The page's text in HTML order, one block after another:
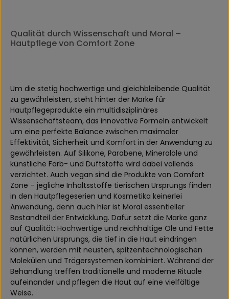
Qualität durch Wissenschaft und Moral –
Hautpflege von Comfort Zone
Um die stetig hochwertige und gleichbleibende Qualität
zu gewährleisten, steht hinter der Marke für
Hautpflegeprodukte ein multidisziplinäres
Wissenschaftsteam, das innovative Formeln entwickelt
um eine perfekte Balance zwischen maximaler
Effektivität, Sicherheit und Komfort in der Anwendung zu
gewährleisten. Auf Silikone, Parabene, Mineralöle und
künstliche Farb- und Duftstoffe wird dabei vollends
verzichtet. Auch vegan sind die Produkte von Comfort
Zone – jegliche Inhaltsstoffe tierischen Ursprungs finden
in den Hautpflegeserien und Kosmetika keinerlei
Anwendung, denn auch hier ist Moral essentieller
Bestandteil der Entwicklung. Dafür setzt die Marke ganz
auf Qualität: Hochwertige und reichhaltige Öle und Fette
natürlichen Ursprungs, die tief in die Haut eindringen
können, werden mit neusten, spitzentechnologischen
Molekülen und Trägersystemen kombiniert. Während der
Behandlung treffen traditionelle und moderne Rituale
aufeinander und pflegen die Haut auf eine vielfältige
Weise.